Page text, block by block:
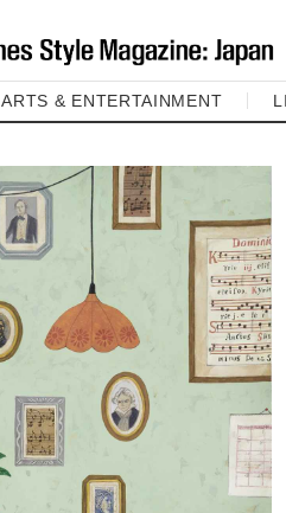
ARTS & ENTERTAINMENT